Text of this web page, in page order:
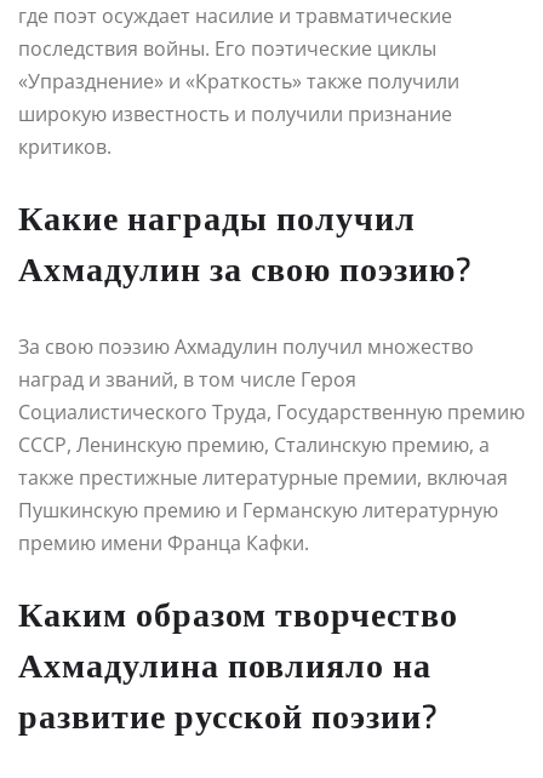
где поэт осуждает насилие и травматические
последствия войны. Его поэтические циклы
«Упразднение» и «Краткость» также получили
широкую известность и получили признание
критиков.
Какие награды получил
Ахмадулин за свою поэзию?
За свою поэзию Ахмадулин получил множество
наград и званий, в том числе Героя
Социалистического Труда, Государственную премию
СССР, Ленинскую премию, Сталинскую премию, а
также престижные литературные премии, включая
Пушкинскую премию и Германскую литературную
премию имени Франца Кафки.
Каким образом творчество
Ахмадулина повлияло на
развитие русской поэзии?